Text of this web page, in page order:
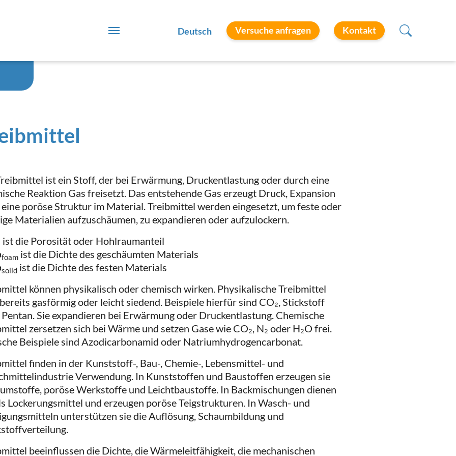
Deutsch Versuche anfragen Kontakt
ist ein Stoff, der bei Erwärmung, Druckentlastung oder durch eine
Reaktion Gas freisetzt. Das entstehende Gas erzeugt Druck, Expansion
poröse Struktur im Material. Treibmittel werden eingesetzt, um feste oder
Materialien aufzuschäumen, zu expandieren oder aufzulockern.
ist die Porosität oder Hohlraumanteil
foam ​ ist die Dichte des geschäumten Materials
solid ​ ist die Dichte des festen Materials
können physikalisch oder chemisch wirken. Physikalische Treibmittel
gasförmig oder leicht siedend. Beispiele hierfür sind CO₂, Stickstoff
Sie expandieren bei Erwärmung oder Druckentlastung. Chemische
zersetzen sich bei Wärme und setzen Gase wie CO₂, N₂ oder H₂O frei.
Beispiele sind Azodicarbonamid oder Natriumhydrogencarbonat.
finden in der Kunststoff-, Bau-, Chemie-, Lebensmittel- und
Verwendung. In Kunststoffen und Baustoffen erzeugen sie
poröse Werkstoffe und Leichtbaustoffe. In Backmischungen dienen
Lockerungsmittel und erzeugen poröse Teigstrukturen. In Wasch- und
unterstützen sie die Auflösung, Schaumbildung und
beeinflussen die Dichte, die Wärmeleitfähigkeit, die mechanischen